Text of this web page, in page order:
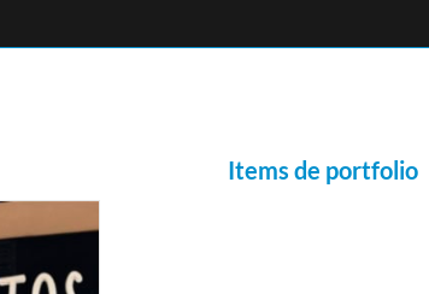
Items de portfolio